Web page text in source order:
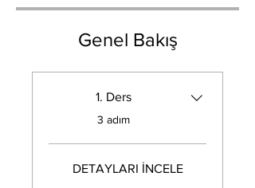
Genel Bakış
1. Ders
3 adım
DETAYLARI İNCELE